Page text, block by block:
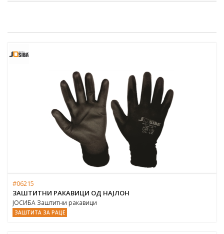
#06215
ЗАШТИТНИ РАКАВИЦИ ОД НАЈЛОН
ЈОСИБА Заштитни ракавици
ЗАШТИТА ЗА РАЦЕ